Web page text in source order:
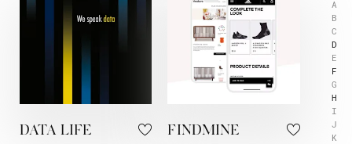
A
B
C
D
E
F
G
H
I
J
K
DATA LIFE FINDMINE